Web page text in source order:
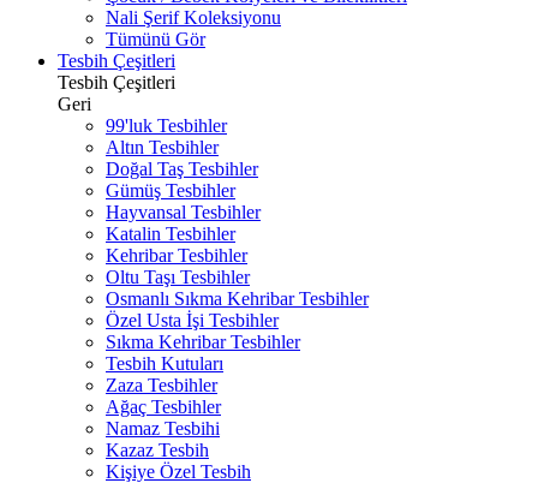
Nali Şerif Koleksiyonu
Tümünü Gör
Tesbih Çeşitleri
Tesbih Çeşitleri
Geri
99'luk Tesbihler
Altın Tesbihler
Doğal Taş Tesbihler
Gümüş Tesbihler
Hayvansal Tesbihler
Katalin Tesbihler
Kehribar Tesbihler
Oltu Taşı Tesbihler
Osmanlı Sıkma Kehribar Tesbihler
Özel Usta İşi Tesbihler
Sıkma Kehribar Tesbihler
Tesbih Kutuları
Zaza Tesbihler
Ağaç Tesbihler
Namaz Tesbihi
Kazaz Tesbih
Kişiye Özel Tesbih